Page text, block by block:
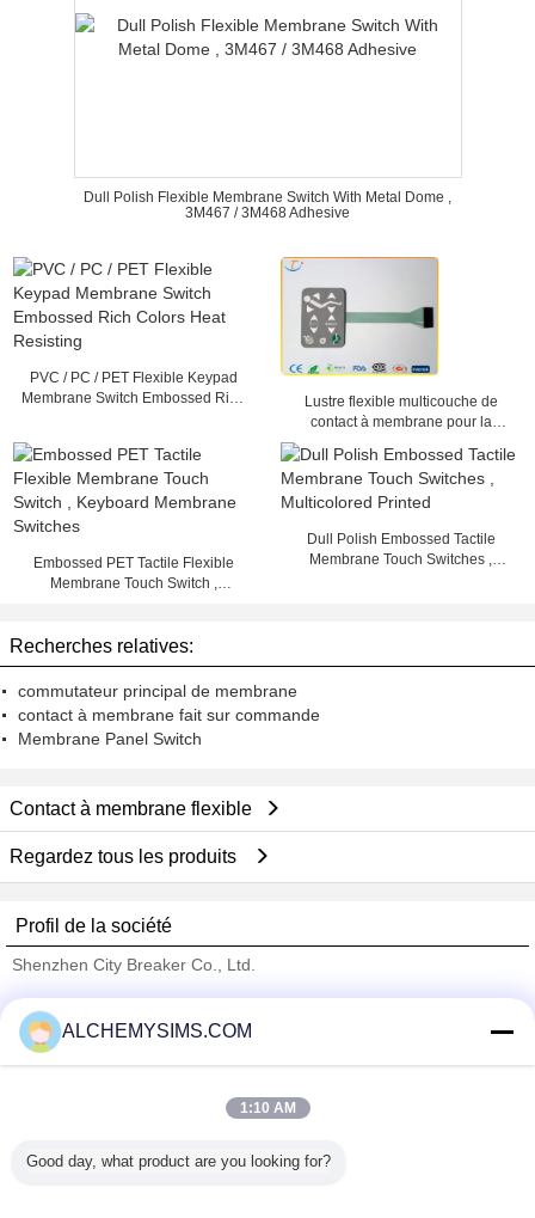
Dull Polish Flexible Membrane Switch With Metal Dome ,
3M467 / 3M468 Adhesive
PVC / PC / PET Flexible Keypad
Membrane Switch Embossed Rich
Lustre flexible multicouche de
contact à membrane pour la
machine médicale, 25mA - 100mA
Embossed PET Tactile Flexible
Membrane Touch Switch ,
Dull Polish Embossed Tactile
Membrane Touch Switches ,
Recherches relatives:
commutateur principal de membrane
contact à membrane fait sur commande
Membrane Panel Switch
Contact à membrane flexible
Regardez tous les produits
Profil de la société
Shenzhen City Breaker Co., Ltd.
Trust Seal
Verified Suplier
Tous les produits
ALCHEMYSIMS.COM
1:10 AM
Good day, what product are you looking for?